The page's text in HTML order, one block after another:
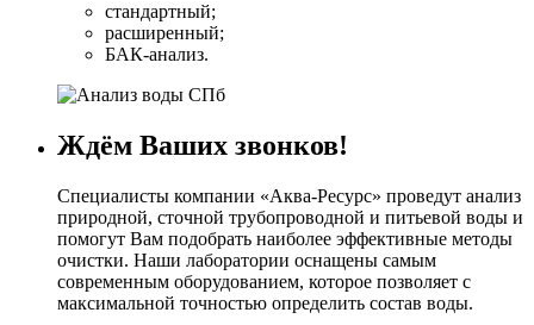
стандартный;
расширенный;
БАК-анализ.
Ждём Ваших звонков!
Специалисты компании «Аква-Ресурс» проведут анализ
природной, сточной трубопроводной и питьевой воды и
помогут Вам подобрать наиболее эффективные методы
очистки. Наши лаборатории оснащены самым
современным оборудованием, которое позволяет с
максимальной точностью определить состав воды.